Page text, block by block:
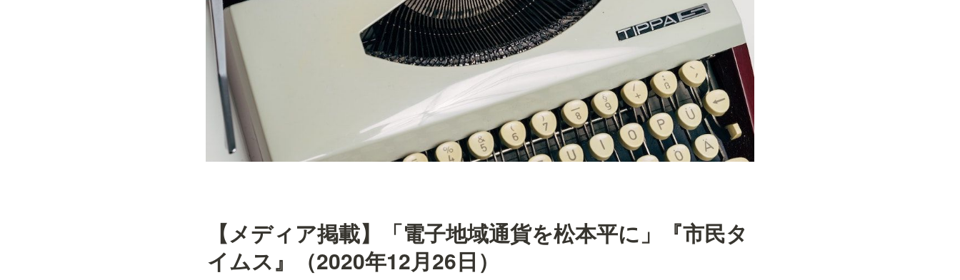
【メディア掲載】「電子地域通貨を松本平に」『市民タ
イムス』（2020年12月26日）